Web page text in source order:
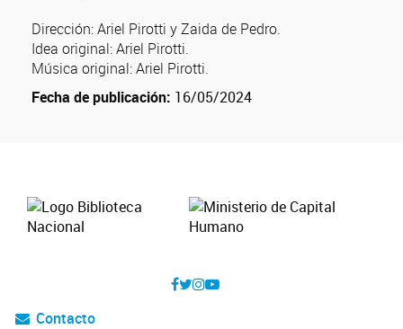
Dirección: Ariel Pirotti y Zaida de Pedro.
Idea original: Ariel Pirotti.
Música original: Ariel Pirotti.
Fecha de publicación: 16/05/2024
Contacto